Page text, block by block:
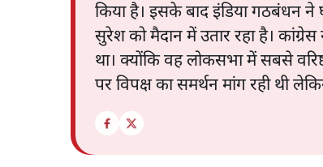
किया है। इसके बाद इंडिया गठबंधन ने
सुरेश को मैदान में उतार रहा है।
था। क्योंकि वह लोकसभा में सबसे
पर विपक्ष का समर्थन मांग रही थी